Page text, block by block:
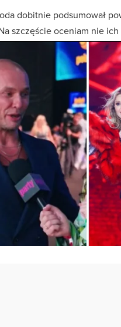
dobitnie podsumował
szczęście oceniam nie